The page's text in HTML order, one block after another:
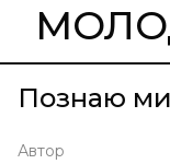
Познаю
Автор